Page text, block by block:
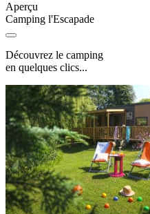
Aperçu
Camping l'Escapade
Découvrez le camping
en quelques clics...